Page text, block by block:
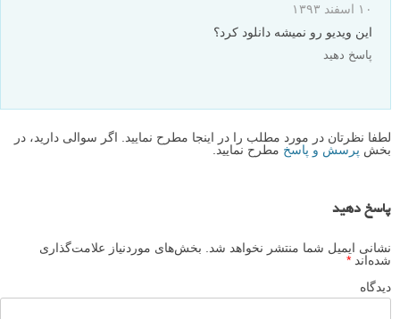
۱۰ اسفند ۱۳۹۳
این ویدیو رو نمیشه دانلود کرد؟
پاسخ دهید
لطفا نظرتان در مورد مطلب را در اینجا مطرح نمایید. اگر سوالی دارید، در
بخش پرسش و پاسخ مطرح نمایید.
پاسخ دهید
نشانی ایمیل شما منتشر نخواهد شد.
بخش‌های موردنیاز علامت‌گذاری
شده‌اند *
دیدگاه